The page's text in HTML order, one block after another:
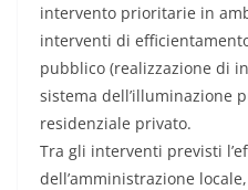
intervento prioritarie in
interventi di
pubblico (realizzazione di
sistema dell’illuminazione
residenziale privato.
Tra gli interventi previsti
dell’amministrazione